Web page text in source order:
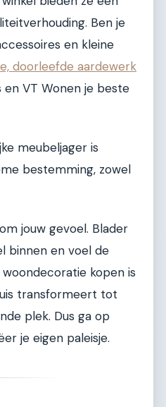
Ben je
en kleine
doorleefde aardewerk
en VT Wonen je beste
meubeljager is
bestemming, zowel
jouw gevoel. Blader
binnen en voel de
kopen is
transformeert tot
plek. Dus ga op
je eigen paleisje.